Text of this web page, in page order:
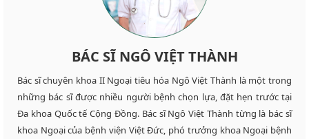
BÁC SĨ NGÔ VIỆT THÀNH
Bác sĩ chuyên khoa II Ngoại tiêu hóa Ngô Việt Thành là một trong
những bác sĩ được nhiều người bệnh chọn lựa, đặt hẹn trước tại
Đa khoa Quốc tế Cộng Đồng. Bác sĩ Ngô Việt Thành từng là bác sĩ
khoa Ngoại của bệnh viện Việt Đức, phó trưởng khoa Ngoại bệnh